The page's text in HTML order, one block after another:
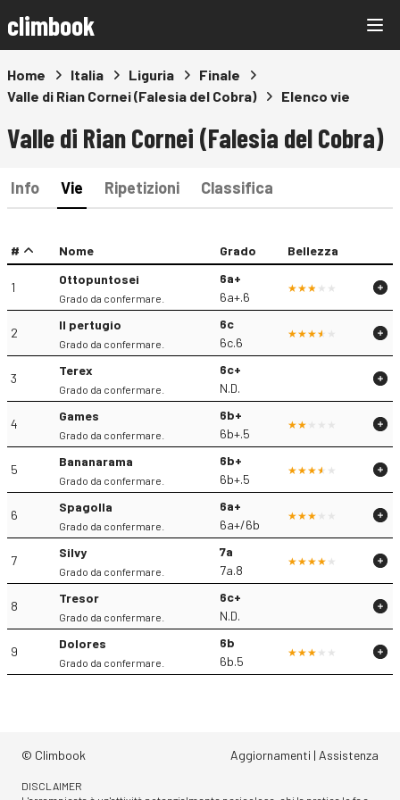
climbook
Home Italia Liguria
Finale
Valle di Rian Cornei (Falesia del Cobra)
Elenco vie
Valle di Rian Cornei (Falesia del Cobra)
Info Vie Ripetizioni Classifica
# Nome Grado Bellezza
1
Ottopuntosei
Grado da confermare.
6a+
6a+.6
2
Il pertugio
Grado da confermare.
6c
6c.6
3
Terex
Grado da confermare.
6c+
N.D.
4
Games
Grado da confermare.
6b+
6b+.5
5
Bananarama
Grado da confermare.
6b+
6b+.5
6
Spagolla
Grado da confermare.
6a+
6a+/6b
7
Silvy
Grado da confermare.
7a
7a.8
8
Tresor
Grado da confermare.
6c+
N.D.
9
Dolores
Grado da confermare.
6b
6b.5
© Climbook Aggiornamenti | Assistenza
DISCLAIMER